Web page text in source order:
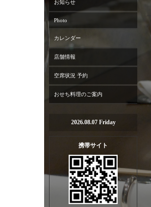
お知らせ
Photo
カレンダー
店舗情報
空席状況 予約
おせち料理のご案内
2026.08.07 Friday
携帯サイト